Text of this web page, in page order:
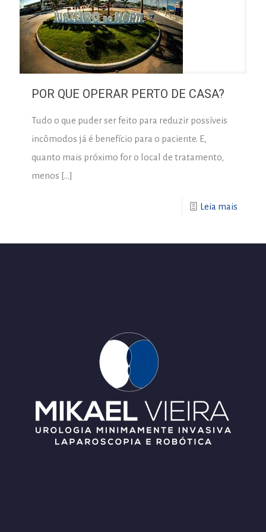
POR QUE OPERAR PERTO DE CASA?
Tudo o que puder ser feito para reduzir possíveis
incômodos já é benefício para o paciente. E,
quanto mais próximo for o local de tratamento,
menos […]
Leia mais